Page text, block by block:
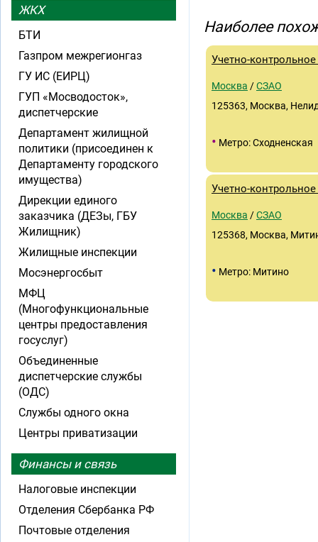
Наиболее
Учетно-
Москва /СЗАО
125363, Москва,
• Метро: Сходненская
Учетно-
Москва /СЗАО
125368, Москва,
• Метро: Митино
ЖКХ
БТИ
Газпром межрегионгаз
ГУ ИС (ЕИРЦ)
ГУП «Мосводосток»,
диспетчерские
Департамент жилищной
политики (присоединен к
Департаменту городского
имущества)
Дирекции единого
заказчика (ДЕЗы, ГБУ
Жилищник)
Жилищные инспекции
Мосэнергосбыт
МФЦ
(Многофункциональные
центры предоставления
госуслуг)
Объединенные
диспетчерские службы
(ОДС)
Службы одного окна
Центры приватизации
Финансы и связь
Налоговые инспекции
Отделения Сбербанка РФ
Почтовые отделения